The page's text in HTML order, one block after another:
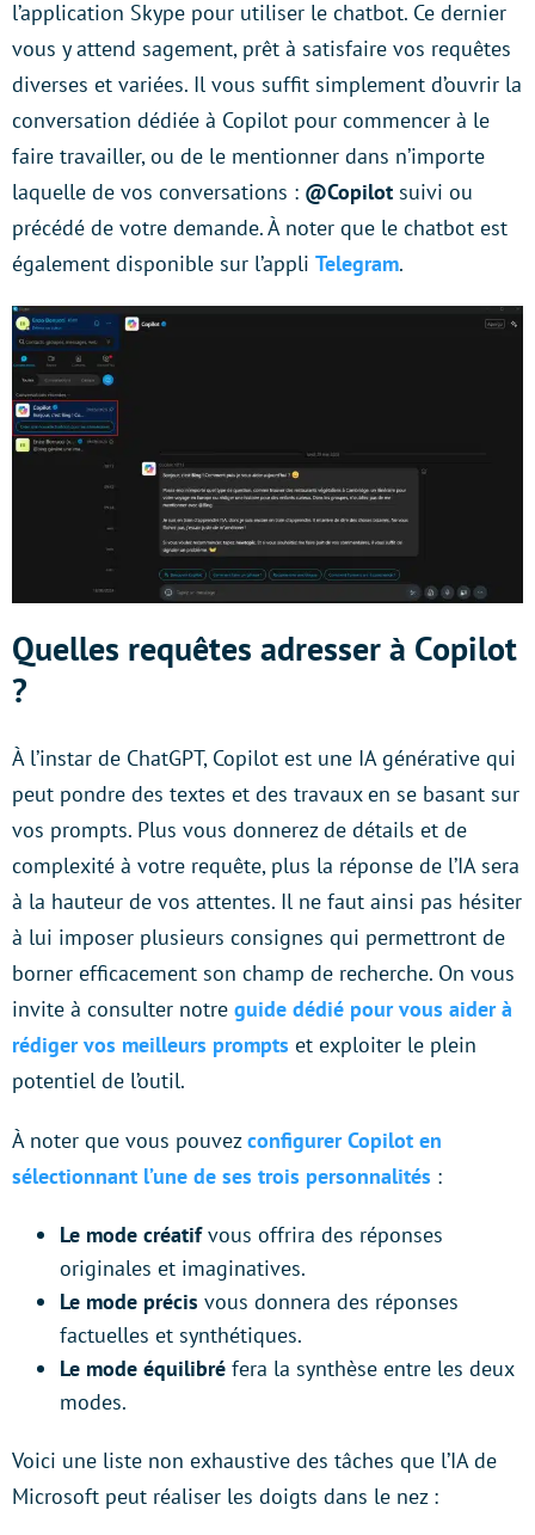
l’application Skype pour utiliser le chatbot. Ce dernier
vous y attend sagement, prêt à satisfaire vos requêtes
diverses et variées. Il vous suffit simplement d’ouvrir la
conversation dédiée à Copilot pour commencer à le
faire travailler, ou de le mentionner dans n’importe
laquelle de vos conversations : @Copilot suivi ou
précédé de votre demande. À noter que le chatbot est
également disponible sur l’appli Telegram.
Quelles requêtes adresser à Copilot
?
À l’instar de ChatGPT, Copilot est une IA générative qui
peut pondre des textes et des travaux en se basant sur
vos prompts. Plus vous donnerez de détails et de
complexité à votre requête, plus la réponse de l’IA sera
à la hauteur de vos attentes. Il ne faut ainsi pas hésiter
à lui imposer plusieurs consignes qui permettront de
borner efficacement son champ de recherche. On vous
invite à consulter notre guide dédié pour vous aider à
rédiger vos meilleurs prompts et exploiter le plein
potentiel de l’outil.
À noter que vous pouvezconfigurer Copilot en
sélectionnant l’une de ses trois personnalités :
Le mode créatifvous offrira des réponses
originales et imaginatives.
Le mode précis vous donnera des réponses
factuelles et synthétiques.
Le mode équilibré fera la synthèse entre les deux
modes.
Voici une liste non exhaustive des tâches que l’IA de
Microsoft peut réaliser les doigts dans le nez :